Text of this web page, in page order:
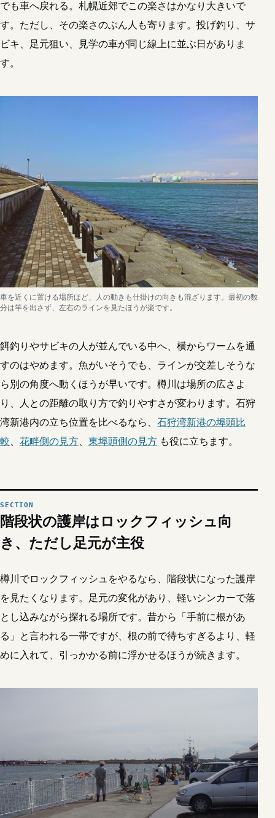
でも車へ戻れる。札幌近郊でこの楽さはかなり大きいで
す。ただし、その楽さのぶん人も寄ります。投げ釣り、サ
ビキ、足元狙い、見学の車が同じ線上に並ぶ日がありま
す。
車を近くに置ける場所ほど、人の動きも仕掛けの向きも混ざります。最初の数
分は竿を出さず、左右のラインを見たほうが楽です。
餌釣りやサビキの人が並んでいる中へ、横からワームを通
すのはやめます。魚がいそうでも、ラインが交差しそうな
ら別の角度へ動くほうが早いです。樽川は場所の広さよ
り、人との距離の取り方で釣りやすさが変わります。石狩
湾新港内の立ち位置を比べるなら、 石狩湾新港の埠頭比
較、 花畔側の見方、 東埠頭側の見方 も役に立ちます。
階段状の護岸はロックフィッシュ向
き、ただし足元が主役
樽川でロックフィッシュをやるなら、階段状になった護岸
を見たくなります。足元の変化があり、軽いシンカーで落
とし込みながら探れる場所です。昔から「手前に根があ
る」と言われる一帯ですが、根の前で待ちすぎるより、軽
めに入れて、引っかかる前に浮かせるほうが続きます。